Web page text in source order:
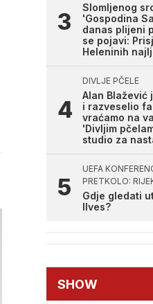
Slomljenog
'Gospodina
danas plijeni
se pojavi:
Heleninih
DIVLJE PČELE
Alan Blažević
i razveselio
vraćamo na
'Divljim
studio za
UEFA
PRETKOLO:
Gdje gledati
Ilves?
SHOW